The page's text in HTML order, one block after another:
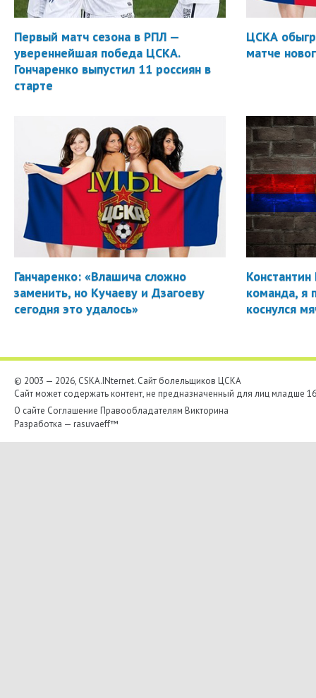
Первый матч сезона в РПЛ —
увереннейшая победа ЦСКА.
Гончаренко выпустил 11 россиян в
старте
ЦСКА
матче
Ганчаренко: «Влашича сложно
заменить, но Кучаеву и Дзагоеву
сегодня это удалось»
Константин
команда, я
коснулся
© 2003 — 2026, CSKA.INternet. Cайт болельщиков ЦСКА
Сайт может содержать контент, не предназначенный для лиц младше
О сайте Соглашение Правообладателям Викторина
Разработка — rasuvaeff™